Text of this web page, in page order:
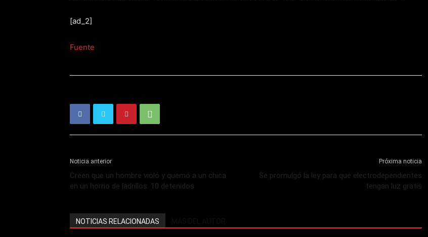
[ad_2]
Fuente
Noticia anterior
Creen que un hombre violó y quemó a un chica
en un horno de ladrillos: 10 detenidos
Próxima noticia
Se promulgó la ley para que electrodependientes
tengan luz gratis
NOTICIAS RELACIONADAS